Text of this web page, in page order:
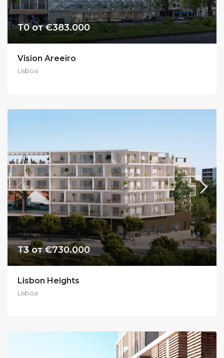
Т0 от €383.000
Vision Areeiro
Lisboa
Т3 от €730.000
Lisbon Heights
Lisboa